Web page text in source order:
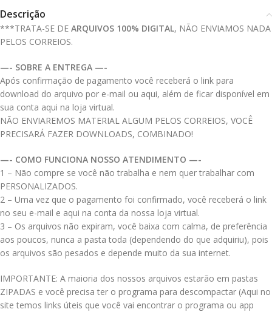
Descrição
***TRATA-SE DE ARQUIVOS 100% DIGITAL, NÃO ENVIAMOS NADA
PELOS CORREIOS.
—- SOBRE A ENTREGA —-
Após confirmação de pagamento você receberá o link para
download do arquivo por e-mail ou aqui, além de ficar disponível em
sua conta aqui na loja virtual.
NÃO ENVIAREMOS MATERIAL ALGUM PELOS CORREIOS, VOCÊ
PRECISARÁ FAZER DOWNLOADS, COMBINADO!
—- COMO FUNCIONA NOSSO ATENDIMENTO —-
1 – Não compre se você não trabalha e nem quer trabalhar com
PERSONALIZADOS.
2 – Uma vez que o pagamento foi confirmado, você receberá o link
no seu e-mail e aqui na conta da nossa loja virtual.
3 – Os arquivos não expiram, você baixa com calma, de preferência
aos poucos, nunca a pasta toda (dependendo do que adquiriu), pois
os arquivos são pesados e depende muito da sua internet.
IMPORTANTE: A maioria dos nossos arquivos estarão em pastas
ZIPADAS e você precisa ter o programa para descompactar (Aqui no
site temos links úteis que você vai encontrar o programa ou app